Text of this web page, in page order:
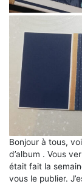
Bonjour à tous,
d’album . Vous
était fait la
vous le publier.